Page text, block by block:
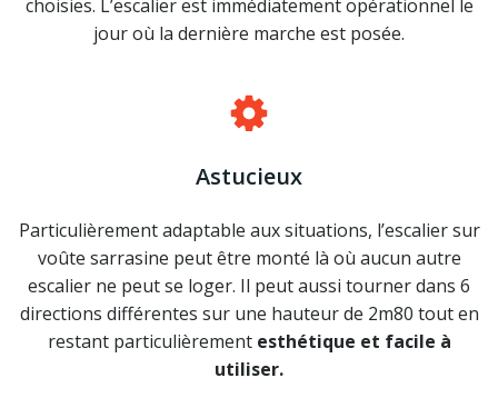
choisies. L’escalier est immédiatement opérationnel le
jour où la dernière marche est posée.
Astucieux
Particulièrement adaptable aux situations, l’escalier sur
voûte sarrasine peut être monté là où aucun autre
escalier ne peut se loger. Il peut aussi tourner dans 6
directions différentes sur une hauteur de 2m80 tout en
restant particulièrement esthétique et facile à
utiliser.